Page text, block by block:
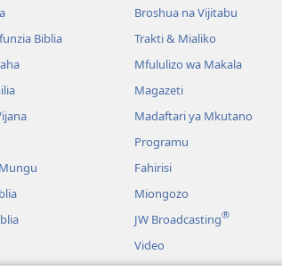
Biblia
Broshua na Vijitabu
Trakti & Mialiko
Mfululizo wa Makala
Magazeti
Madaftari ya Mkutano
Programu
Fahirisi
Miongozo
JW Broadcasting®
Video